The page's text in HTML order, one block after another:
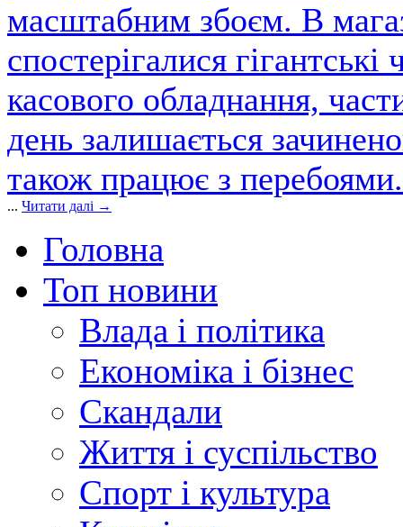
масштабним збоєм. В
спостерігалися
касового обладнання,
день залишається
також працює з
... Читати далі →
Головна
Топ новини
Влада і політика
Економіка і бізнес
Скандали
Життя і суспільство
Спорт і культура